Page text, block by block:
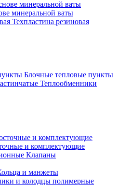
минеральной ваты
Техпластина резиновая
Блочные тепловые пункты
Теплообменники
и комплектующие
Клапаны
и манжеты